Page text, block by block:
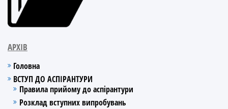
АРХІВ
Головна
ВСТУП ДО АСПІРАНТУРИ
Правила прийому до аспірантури
Розклад вступних випробувань